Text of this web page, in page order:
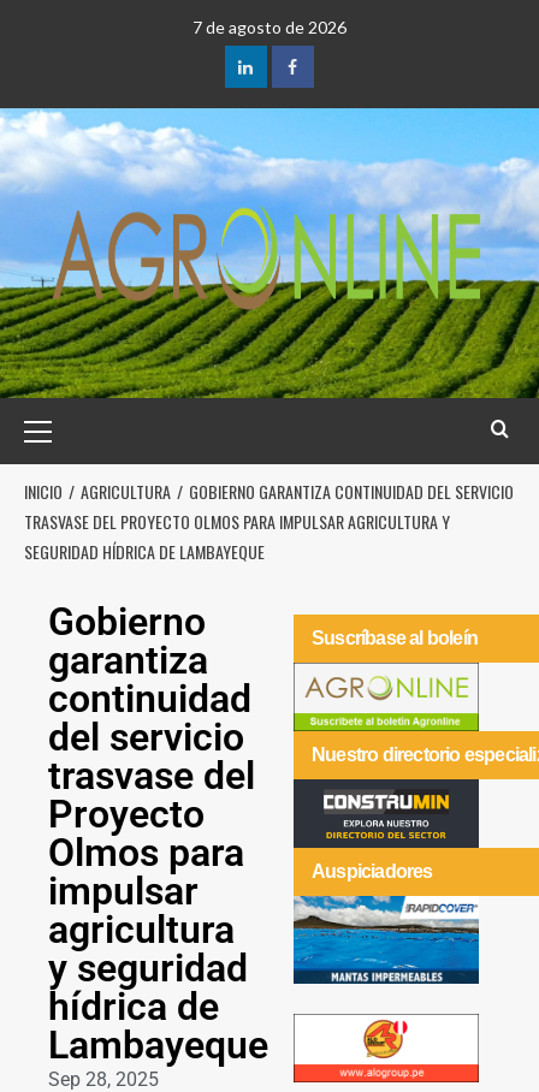
7 de agosto de 2026
INICIO AGRICULTURA
GOBIERNO GARANTIZA CONTINUIDAD DEL SERVICIO
TRASVASE DEL PROYECTO OLMOS PARA IMPULSAR AGRICULTURA Y
SEGURIDAD HÍDRICA DE LAMBAYEQUE
Gobierno
garantiza
continuidad
del servicio
trasvase del
Proyecto
Olmos para
impulsar
agricultura
y seguridad
hídrica de
Lambayeque
Sep 28, 2025
Suscríbase al boleín
Nuestro directorio
Auspiciadores